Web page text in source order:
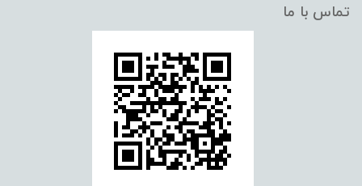
تماس با ما